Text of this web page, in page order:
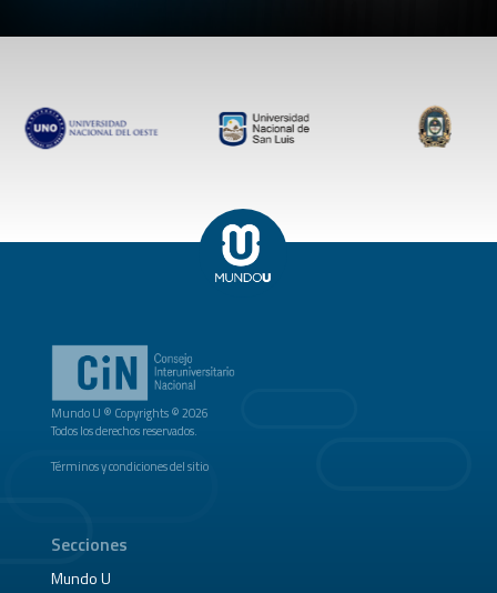
Mundo U ® Copyrights © 2026
Todos los derechos reservados.
Términos y condiciones del sitio
Secciones
Mundo U